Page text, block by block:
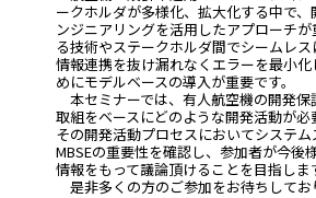
ークホルダが多様化、拡大化する中で
ンジニアリングを活用したアプローチ
る技術やステークホルダ間でシームレ
情報連携を抜け漏れなくエラーを最小
めにモデルベースの導入が重要です。
本セミナーでは、有人航空機の開発保
取組をベースにどのような開発活動が必
その開発活動プロセスにおいてシステ
MBSEの重要性を確認し、参加者が今後
情報をもって議論頂けることを目指しま
是非多くの方のご参加をお待ちしてお